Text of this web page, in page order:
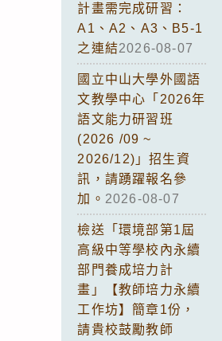
計畫需完成研習：
A1、A2、A3、B5-1
之連結2026-08-07
國立中山大學外國語
文教學中心「2026年
語文能力研習班
(2026 /09 ~
2026/12)」招生資
訊，請踴躍報名參
加。 2026-08-07
檢送「環境部第1屆
高級中等學校內永續
部門養成培力計
畫」【教師培力永續
工作坊】簡章1份，
請貴校鼓勵教師